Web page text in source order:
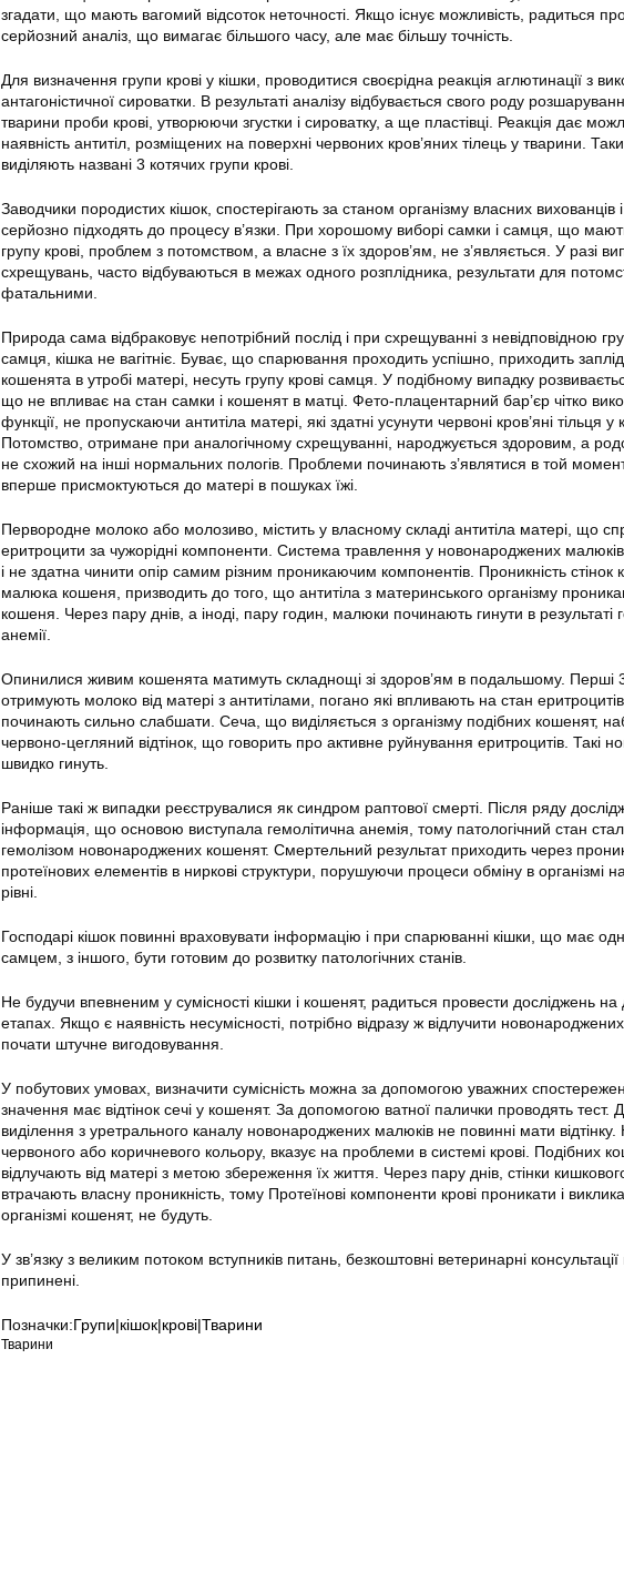
згадати, що мають вагомий відсоток неточності. Якщо існує можливість, радиться
серйозний аналіз, що вимагає більшого часу, але має більшу точність.
Для визначення групи крові у кішки, проводитися своєрідна реакція аглютинації з
антагоністичної сироватки. В результаті аналізу відбувається свого роду
тварини проби крові, утворюючи згустки і сироватку, а ще пластівці. Реакція дає
наявність антитіл, розміщених на поверхні червоних кров’яних тілець у тварини.
виділяють названі 3 котячих групи крові.
Заводчики породистих кішок, спостерігають за станом організму власних вихованців
серйозно підходять до процесу в’язки. При хорошому виборі самки і самця, що
групу крові, проблем з потомством, а власне з їх здоров’ям, не з’являється. У разі
схрещувань, часто відбуваються в межах одного розплідника, результати для
фатальними.
Природа сама відбраковує непотрібний послід і при схрещуванні з невідповідною
самця, кішка не вагітніє. Буває, що спарювання проходить успішно, приходить
кошенята в утробі матері, несуть групу крові самця. У подібному випадку
що не впливає на стан самки і кошенят в матці. Фето-плацентарний бар’єр чітко
функції, не пропускаючи антитіла матері, які здатні усунути червоні кров’яні тільця у
Потомство, отримане при аналогічному схрещуванні, народжується здоровим, а
не схожий на інші нормальних пологів. Проблеми починають з’являтися в той
вперше присмоктуються до матері в пошуках їжі.
Первородне молоко або молозиво, містить у власному складі антитіла матері, що
еритроцити за чужорідні компоненти. Система травлення у новонароджених
і не здатна чинити опір самим різним проникаючим компонентів. Проникність стінок
малюка кошеня, призводить до того, що антитіла з материнського організму
кошеня. Через пару днів, а іноді, пару годин, малюки починають гинути в результаті
анемії.
Опинилися живим кошенята матимуть складнощі зі здоров’ям в подальшому. Перші
отримують молоко від матері з антитілами, погано які впливають на стан
починають сильно слабшати. Сеча, що виділяється з організму подібних кошенят,
червоно-цегляний відтінок, що говорить про активне руйнування еритроцитів. Такі
швидко гинуть.
Раніше такі ж випадки реєструвалися як синдром раптової смерті. Після ряду
інформація, що основою виступала гемолітична анемія, тому патологічний стан
гемолізом новонароджених кошенят. Смертельний результат приходить через
протеїнових елементів в ниркові структури, порушуючи процеси обміну в організмі
рівні.
Господарі кішок повинні враховувати інформацію і при спарюванні кішки, що має
самцем, з іншого, бути готовим до розвитку патологічних станів.
Не будучи впевненим у сумісності кішки і кошенят, радиться провести досліджень
етапах. Якщо є наявність несумісності, потрібно відразу ж відлучити новонароджених
почати штучне вигодовування.
У побутових умовах, визначити сумісність можна за допомогою уважних
значення має відтінок сечі у кошенят. За допомогою ватної палички проводять тест.
виділення з уретрального каналу новонароджених малюків не повинні мати відтінку.
червоного або коричневого кольору, вказує на проблеми в системі крові. Подібних
відлучають від матері з метою збереження їх життя. Через пару днів, стінки
втрачають власну проникність, тому Протеїнові компоненти крові проникати і
організмі кошенят, не будуть.
У зв’язку з великим потоком вступників питань, безкоштовні ветеринарні
припинені.
Позначки:Групи|кішок|крові|Тварини
Тварини